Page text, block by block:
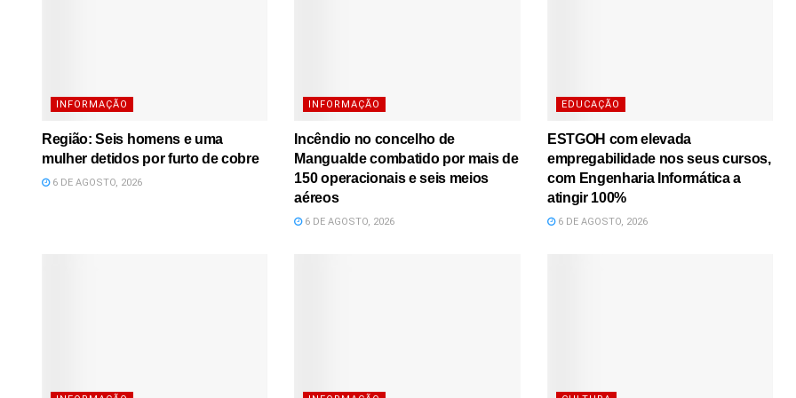
INFORMAÇÃO
Região: Seis homens e uma
mulher detidos por furto de cobre
6 DE AGOSTO, 2026
INFORMAÇÃO
Incêndio no concelho de
Mangualde combatido por mais de
150 operacionais e seis meios
aéreos
6 DE AGOSTO, 2026
EDUCAÇÃO
ESTGOH com elevada
empregabilidade nos seus cursos,
com Engenharia Informática a
atingir 100%
6 DE AGOSTO, 2026